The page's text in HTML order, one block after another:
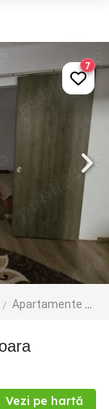
Apartamente de vanzare
7
Vezi pe hartă